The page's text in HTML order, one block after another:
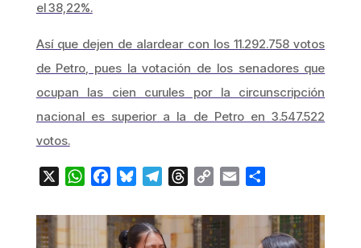
el 38,22%.
Así que dejen de alardear con los 11.292.758 votos
de Petro, pues la votación de los senadores que
ocupan las cien curules por la circunscripción
nacional es superior a la de Petro en 3.547.522
votos.
WhatsApp
FacebookBlueskyTelegramThreads
Copy Email